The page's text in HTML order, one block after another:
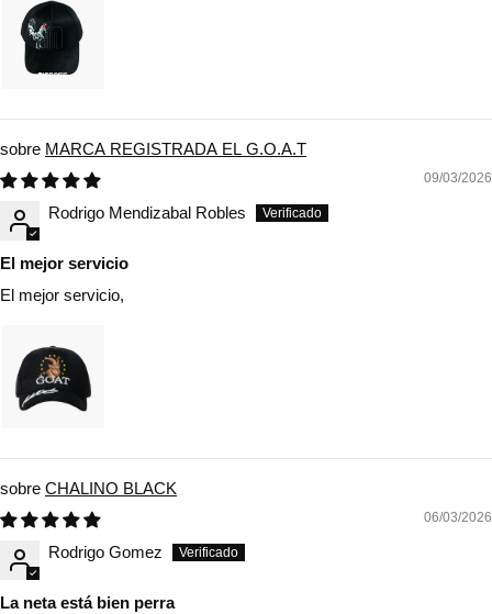
MARCA REGISTRADA EL G.O.A.T
09/03/2026
Rodrigo Mendizabal Robles
El mejor servicio
El mejor servicio,
CHALINO BLACK
06/03/2026
Rodrigo Gomez
La neta está bien perra